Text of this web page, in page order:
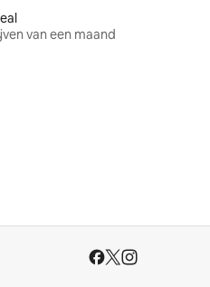
van een maand